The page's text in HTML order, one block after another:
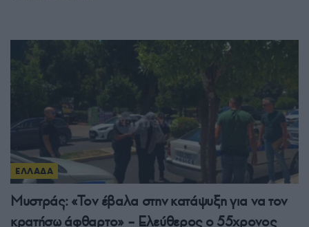
ΕΛΛΑΔΑ
Μυστράς: «Τον έβαλα στην κατάψυξη για να τον
κρατήσω άφθαρτο» – Ελεύθερος ο 55χρονος